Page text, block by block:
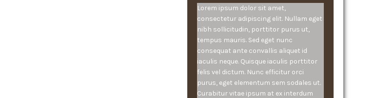
Lorem ipsum dolor sit amet,
consectetur adipiscing elit. Nullam eget
nibh sollicitudin, porttitor purus ut,
tempus mauris. Sed eget nunc
consequat ante convallis aliquet id
iaculis neque. Quisque iaculis porttitor
felis vel dictum. Nunc efficitur orci
purus, eget elementum sem sodales ut.
Curabitur vitae ipsum at ex interdum